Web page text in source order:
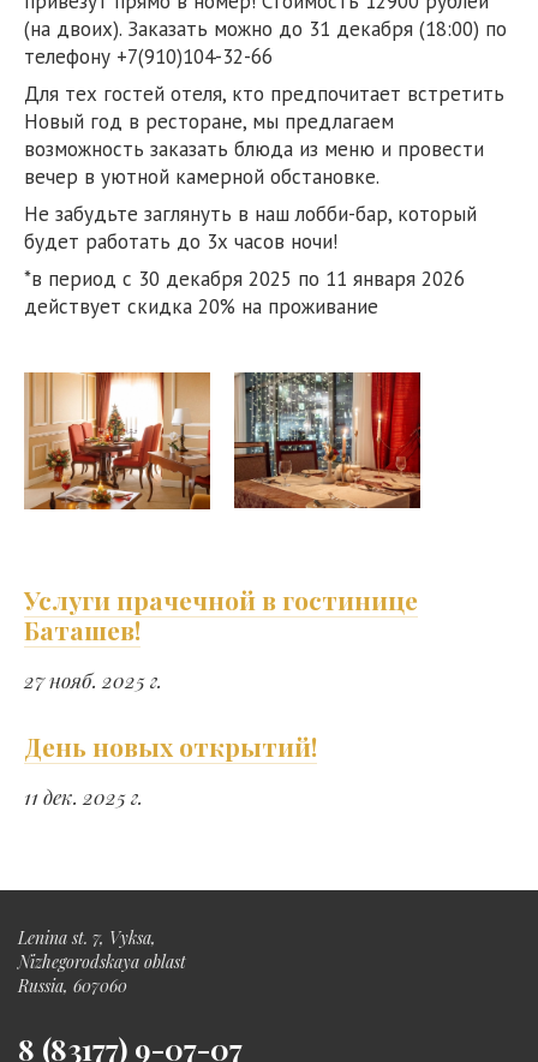
(на двоих). Заказать можно до 31 декабря (18:00) по
телефону +7(910)104-32-66
Для тех гостей отеля, кто предпочитает встретить
Новый год в ресторане, мы предлагаем
возможность заказать блюда из меню и провести
вечер в уютной камерной обстановке.
Не забудьте заглянуть в наш лобби-бар, который
будет работать до 3х часов ночи!
*в период с 30 декабря 2025 по 11 января 2026
действует скидка 20% на проживание
Услуги прачечной в гостинице
Баташев!
27 нояб. 2025 г.
​День новых открытий!
11 дек. 2025 г.
Lenina st. 7, Vyksa,
Nizhegorodskaya oblast
Russia, 607060
8 (83177) 9-07-07